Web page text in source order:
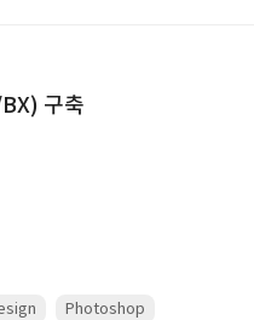
구축
Photoshop